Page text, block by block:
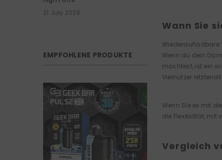
21 July 2026
EMPFOHLENE PRODUKTE
Wann Sie
Wiederaufladbare
Wenn du dein
möchtest, ist ein
Vielnutzer
Wenn Sie es mit
die Flexibilität, mit
Vergleich